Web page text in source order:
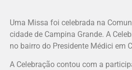
Uma Missa foi celebrada na
cidade de Campina Grande. A
no bairro do Presidente Médici em
A Celebração contou com a